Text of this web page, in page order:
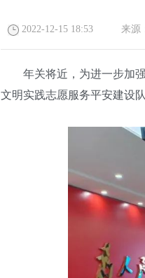
2022-12-15 18:53 来源
年关将近，为进一步加强
文明实践志愿服务平安建设